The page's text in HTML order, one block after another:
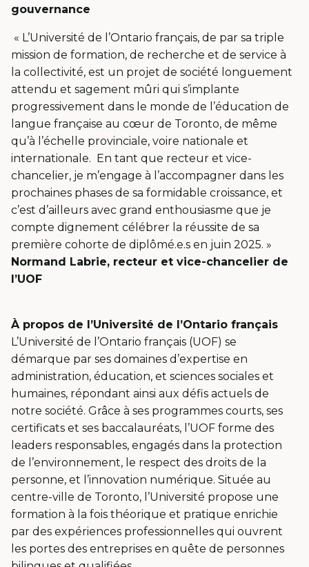
gouvernance
« L’Université de l’Ontario français, de par sa triple
mission de formation, de recherche et de service à
la collectivité, est un projet de société longuement
attendu et sagement mûri qui s’implante
progressivement dans le monde de l’éducation de
langue française au cœur de Toronto, de même
qu’à l’échelle provinciale, voire nationale et
internationale. En tant que recteur et vice-
chancelier, je m’engage à l’accompagner dans les
prochaines phases de sa formidable croissance, et
c’est d’ailleurs avec grand enthousiasme que je
compte dignement célébrer la réussite de sa
première cohorte de diplômé.e.s en juin 2025. »
Normand Labrie, recteur et vice-chancelier de
l’UOF
À propos de l’Université de l’Ontario français
L’Université de l’Ontario français (UOF) se
démarque par ses domaines d’expertise en
administration, éducation, et sciences sociales et
humaines, répondant ainsi aux défis actuels de
notre société. Grâce à ses programmes courts, ses
certificats et ses baccalauréats, l’UOF forme des
leaders responsables, engagés dans la protection
de l’environnement, le respect des droits de la
personne, et l’innovation numérique. Située au
centre-ville de Toronto, l’Université propose une
formation à la fois théorique et pratique enrichie
par des expériences professionnelles qui ouvrent
les portes des entreprises en quête de personnes